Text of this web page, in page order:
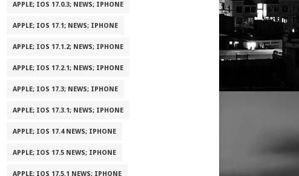
APPLE; IOS 17.0.3; NEWS; IPHONE
APPLE; IOS 17.1; NEWS; IPHONE
APPLE; IOS 17.1.2; NEWS; IPHONE
APPLE; IOS 17.2.1; NEWS; IPHONE
APPLE; IOS 17.3; NEWS; IPHONE
APPLE; IOS 17.3.1; NEWS; IPHONE
APPLE; IOS 17.4 NEWS; IPHONE
APPLE; IOS 17.5 NEWS; IPHONE
APPLE; IOS 17.5.1 NEWS; IPHONE